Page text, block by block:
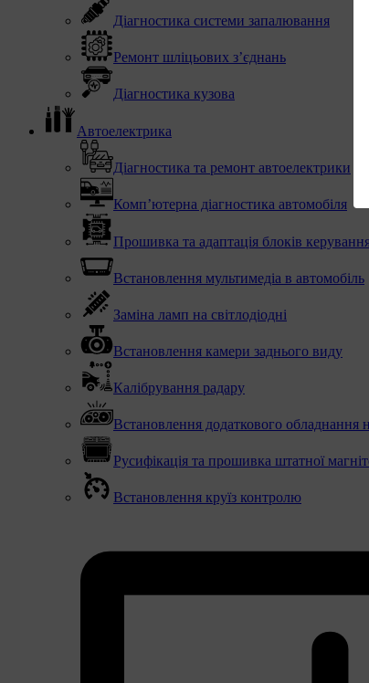
Діагностика системи запалювання
Ремонт шліцьових з’єднань
Діагностика кузова
Автоелектрика
Діагностика та ремонт автоелектрики
Комп’ютерна діагностика автомобіля
Прошивка та адаптація блоків
Встановлення мультимедіа в автомобіль
Заміна ламп на світлодіодні
Встановлення камери заднього виду
Калібрування радару
Встановлення додаткового обладнання
Русифікація та прошивка штатної
Встановлення круїз контролю